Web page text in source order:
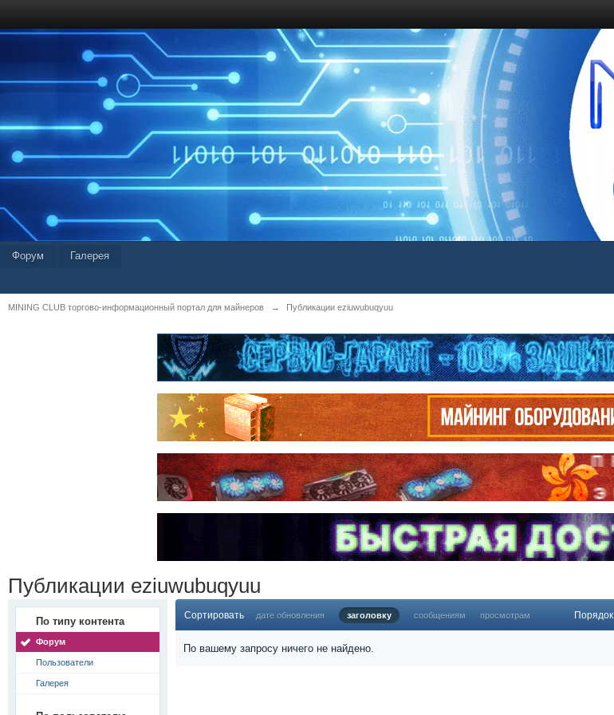
Форум Галерея
MINING CLUB торгово-информационный портал для майнеров → Публикации eziuwubuqyuu
Публикации eziuwubuqyuu
По типу контента
Форум
Пользователи
Галерея
Сортировать дате обновления заголовку сообщениям просмотрам Порядок
По вашему запросу ничего не найдено.